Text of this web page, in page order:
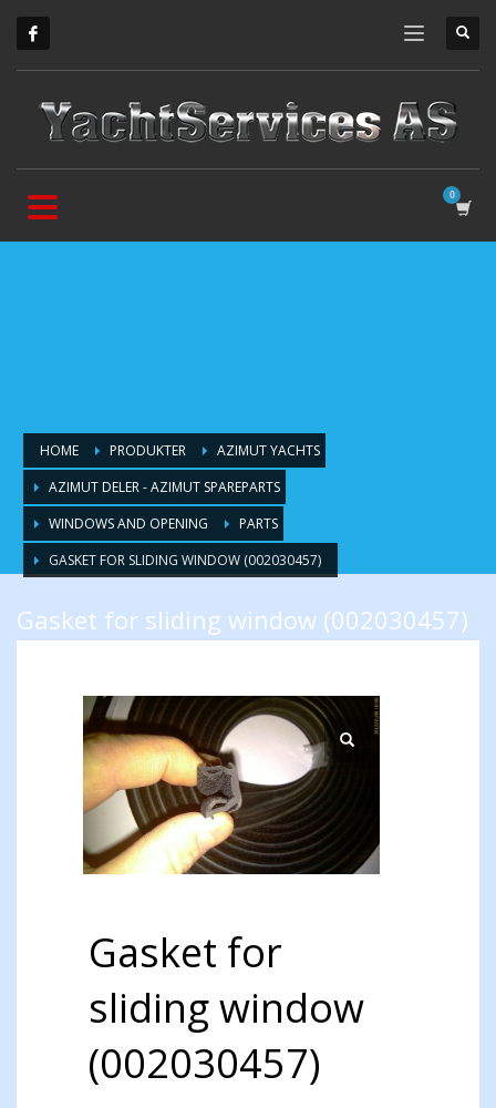
HOME PRODUKTER
AZIMUT YACHTS
AZIMUT DELER - AZIMUT SPAREPARTS
WINDOWS AND OPENING
PARTS
GASKET FOR SLIDING WINDOW (002030457)
Gasket for sliding window (002030457)
Gasket for
sliding window
(002030457)